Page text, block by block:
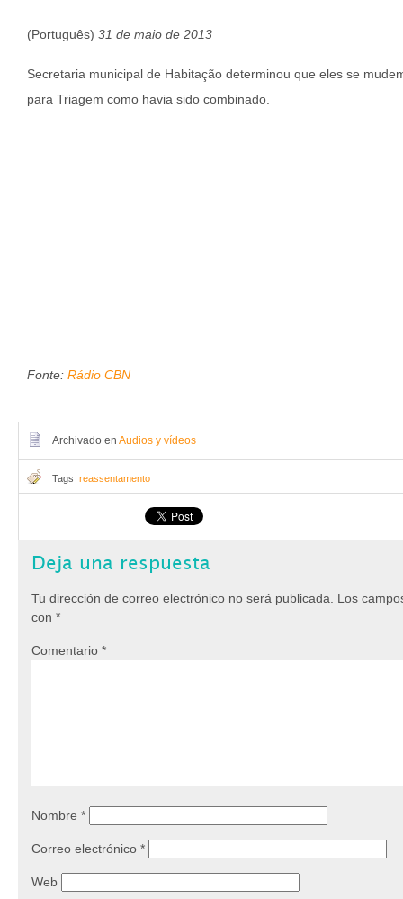
(Português) 31 de maio de 2013
Secretaria municipal de Habitação determinou que eles se
para Triagem como havia sido combinado.
Fonte: Rádio CBN
Archivado en Audios y vídeos
Tags reassentamento
Deja una respuesta
Tu dirección de correo electrónico no será publicada.
Los
con *
Comentario *
Nombre *
Correo electrónico *
Web